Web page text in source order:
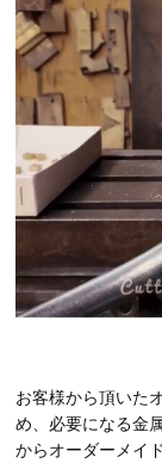
お客様から頂いた
め、必要になる金
からオーダーメイ